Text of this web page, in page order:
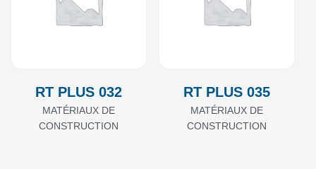
RT PLUS 032
MATÉRIAUX DE
CONSTRUCTION
RT PLUS 035
MATÉRIAUX DE
CONSTRUCTION